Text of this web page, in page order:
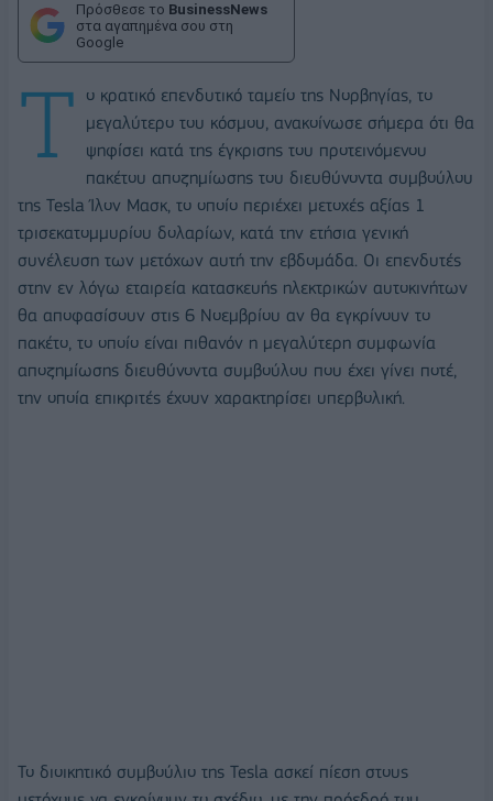
Πρόσθεσε το BusinessNews
στα αγαπημένα σου στη
Google
Τ
ο κρατικό επενδυτικό ταμείο της Νορβηγίας, το
μεγαλύτερο του κόσμου, ανακοίνωσε σήμερα ότι θα
ψηφίσει κατά της έγκρισης του προτεινόμενου
πακέτου αποζημίωσης του διευθύνοντα συμβούλου
της Tesla Ίλον Μασκ, το οποίο περιέχει μετοχές αξίας 1
τρισεκατομμυρίου δολαρίων, κατά την ετήσια γενική
συνέλευση των μετόχων αυτή την εβδομάδα. Οι επενδυτές
στην εν λόγω εταιρεία κατασκευής ηλεκτρικών αυτοκινήτων
θα αποφασίσουν στις 6 Νοεμβρίου αν θα εγκρίνουν το
πακέτο, το οποίο είναι πιθανόν η μεγαλύτερη συμφωνία
αποζημίωσης διευθύνοντα συμβούλου που έχει γίνει ποτέ,
την οποία επικριτές έχουν χαρακτηρίσει υπερβολική.
Το διοικητικό συμβούλιο της Tesla ασκεί πίεση στους